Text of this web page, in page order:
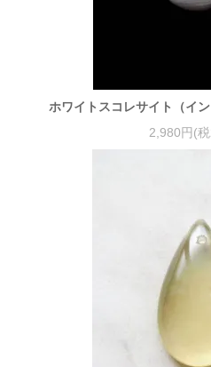
ホワイトスコレサイト（イ
2,980円(